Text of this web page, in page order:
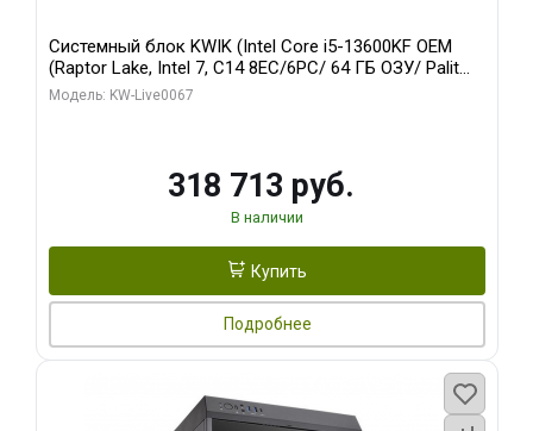
Системный блок KWIK (Intel Core i5-13600KF OEM
(Raptor Lake, Intel 7, C14 8EC/6PC/ 64 ГБ ОЗУ/ Palit
RTX5080 GAMINGPRO OC 16GB GDDR7 256bit 3xDP
Модель: KW-Live0067
318 713 руб.
В наличии
Купить
Подробнее